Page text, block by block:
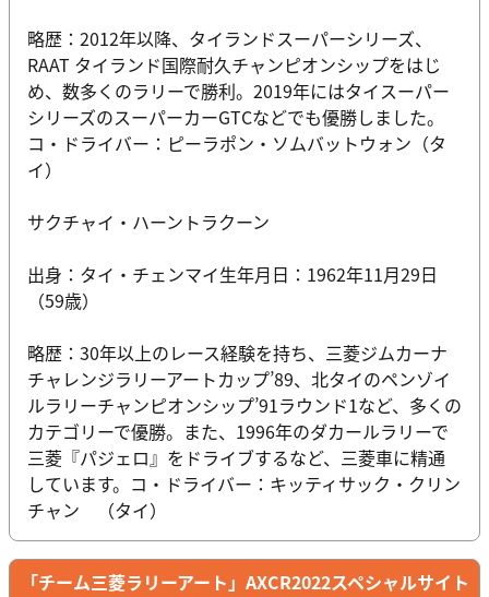
略歴：2012年以降、タイランドスーパーシリーズ、
RAAT タイランド国際耐久チャンピオンシップをはじ
め、数多くのラリーで勝利。2019年にはタイスーパー
シリーズのスーパーカーGTCなどでも優勝しました。
コ・ドライバー：ピーラポン・ソムバットウォン（タ
イ）
サクチャイ・ハーントラクーン
出身：タイ・チェンマイ生年月日：1962年11月29日
（59歳）
略歴：30年以上のレース経験を持ち、三菱ジムカーナ
チャレンジラリーアートカップ’89、北タイのペンゾイ
ルラリーチャンピオンシップ’91ラウンド1など、多くの
カテゴリーで優勝。また、1996年のダカールラリーで
三菱『パジェロ』をドライブするなど、三菱車に精通
しています。コ・ドライバー：キッティサック・クリン
チャン （タイ）
「チーム三菱ラリーアート」AXCR2022スペシャルサイト